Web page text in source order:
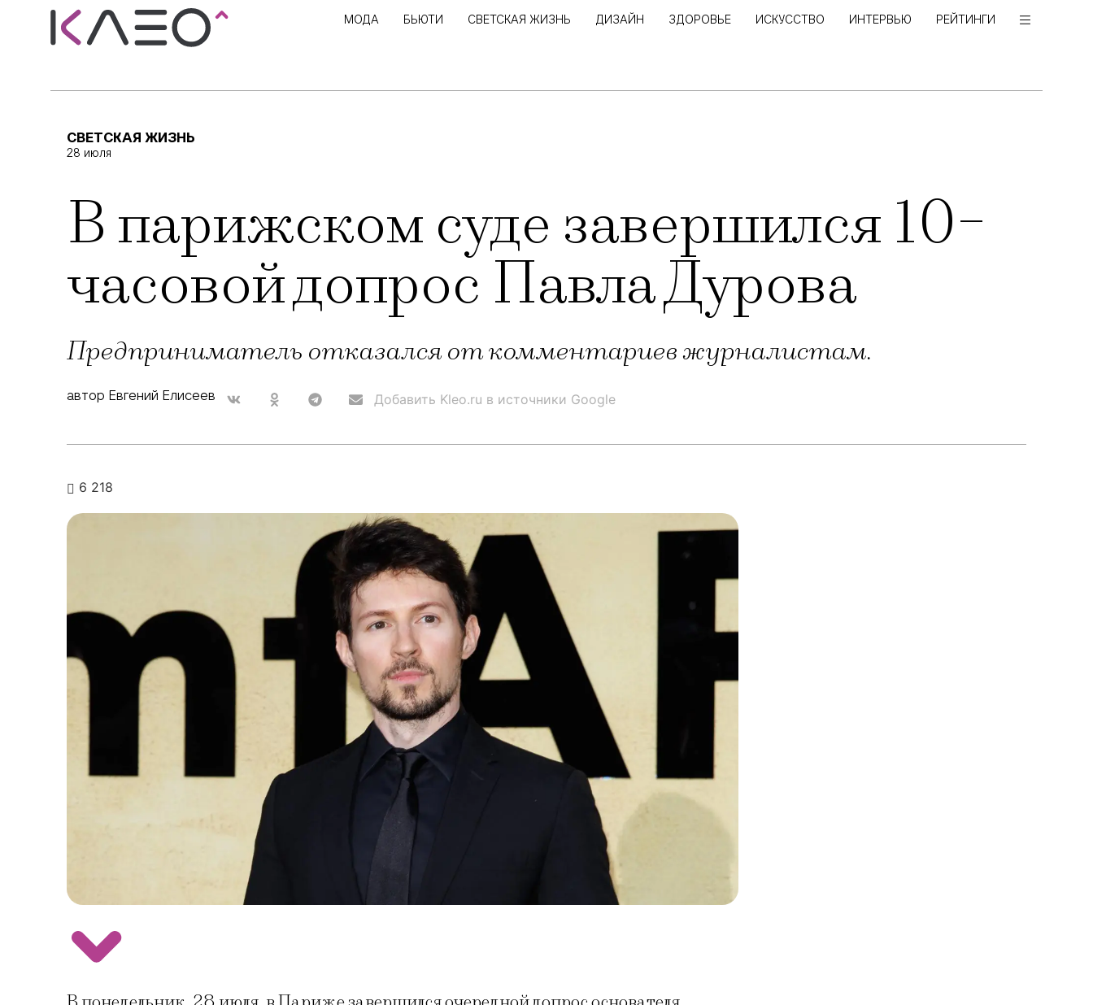
МОДА БЬЮТИ СВЕТСКАЯ ЖИЗНЬ ДИЗАЙН ЗДОРОВЬЕ ИСКУССТВО ИНТЕРВЬЮ РЕЙТИНГИ
СВЕТСКАЯ ЖИЗНЬ
28 июля
В парижском суде завершился 10-
часовой допрос Павла Дурова
Предприниматель отказался от комментариев журналистам.
автор Евгений Елисеев Добавить Kleo.ru в источники Google
6 218